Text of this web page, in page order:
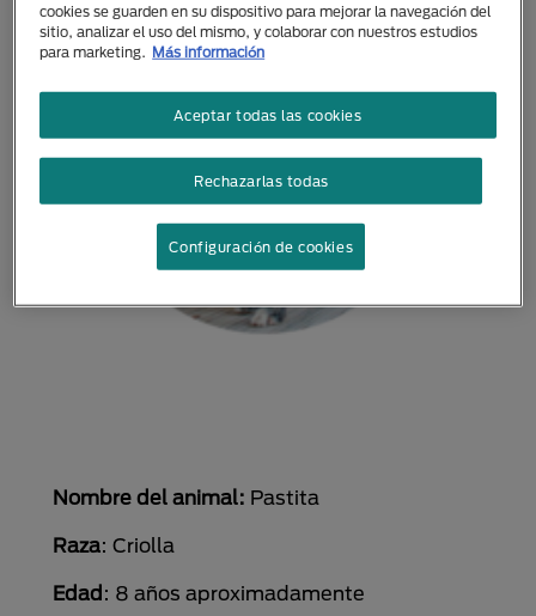
Nombre del animal: Pastita
Raza: Criolla
Edad: 8 años aproximadamente
cookies se guarden en su dispositivo para mejorar la navegación del
sitio, analizar el uso del mismo, y colaborar con nuestros estudios
para marketing. Más información
Rechazarlas todas
Aceptar todas las cookies
Configuración de cookies